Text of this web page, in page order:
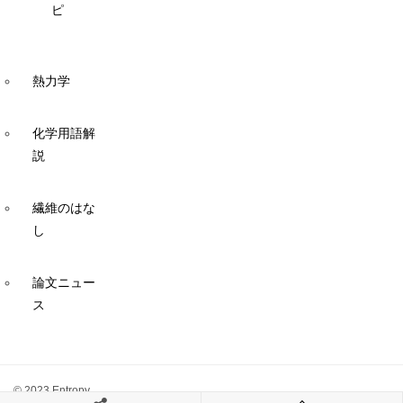
ピ
熱力学
化学用語解
説
繊維のはな
し
論文ニュー
ス
© 2023 Entropy